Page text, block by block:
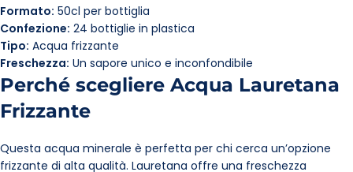
Formato: 50cl per bottiglia
Confezione: 24 bottiglie in plastica
Tipo: Acqua frizzante
Freschezza: Un sapore unico e inconfondibile
Perché scegliere Acqua Lauretana
Frizzante
Questa acqua minerale è perfetta per chi cerca un’opzione
frizzante di alta qualità. Lauretana offre una freschezza